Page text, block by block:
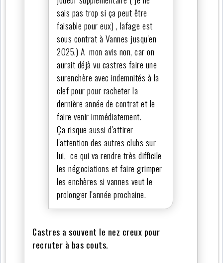
sais pas trop si ça peut être
faisable pour eux) , lafage est
sous contrat à Vannes jusqu'en
2025.) A mon avis non, car on
aurait déjà vu castres faire une
surenchère avec indemnités à la
clef pour pour racheter la
dernière année de contrat et le
faire venir immédiatement.
Ça risque aussi d'attirer
l'attention des autres clubs sur
lui, ce qui va rendre très difficile
les négociations et faire grimper
les enchères si vannes veut le
prolonger l'année prochaine.
Castres a souvent le nez creux pour
recruter à bas couts.